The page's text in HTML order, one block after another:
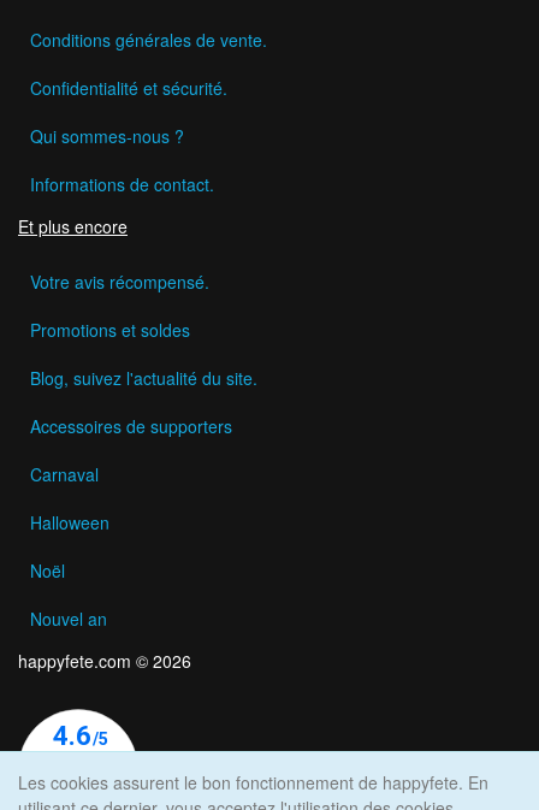
Conditions générales de vente.
Confidentialité et sécurité.
Qui sommes-nous ?
Informations de contact.
Et plus encore
Votre avis récompensé.
Promotions et soldes
Blog, suivez l'actualité du site.
Accessoires de supporters
Carnaval
Halloween
Noël
Nouvel an
happyfete.com © 2026
Les cookies assurent le bon fonctionnement de happyfete. En